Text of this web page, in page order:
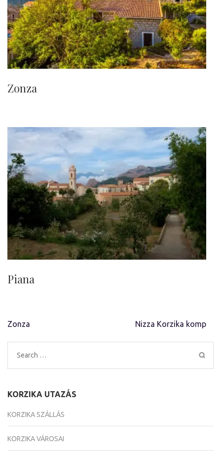
Zonza
Piana
Bejegyzés
Zonza Nizza Korzika komp
Search
for:
KORZIKA UTAZÁS
KORZIKA SZÁLLÁS
KORZIKA VÁROSAI